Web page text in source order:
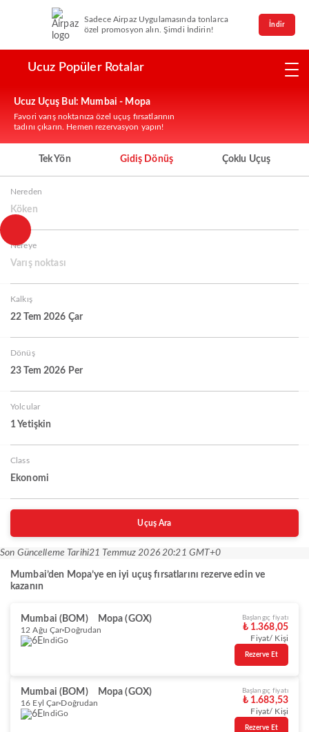
Sadece Airpaz Uygulamasında tonlarca
özel promosyon alın. Şimdi İndirin!
İndir
Ucuz Popüler Rotalar
Ucuz Uçuş Bul: Mumbai - Mopa
Favori varış noktanıza özel uçuş fırsatlarının
tadını çıkarın. Hemen rezervasyon yapın!
Tek Yön Gidiş Dönüş Çoklu Uçuş
Nereden
Köken
Nereye
Varış noktası
Kalkış
22 Tem 2026 Çar
Dönüş
23 Tem 2026 Per
Yolcular
1 Yetişkin
Class
Ekonomi
Uçuş Ara
Son Güncelleme Tarihi21 Temmuz 2026 20:21 GMT+0
Mumbai’den Mopa’ye en iyi uçuş fırsatlarını rezerve edin ve
kazanın
Mumbai (BOM) Mopa (GOX)
12 Ağu Çar Doğrudan
IndiGo
Başlangıç fiyatı
₺ 1.368,05
Fiyat/ Kişi
Rezerve Et
Mumbai (BOM) Mopa (GOX)
16 Eyl Çar Doğrudan
IndiGo
Başlangıç fiyatı
₺ 1.683,53
Fiyat/ Kişi
Rezerve Et